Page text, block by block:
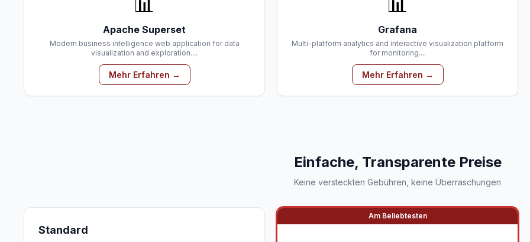
Apache Superset
Modern business intelligence web application for data
visualization and exploration....
Mehr Erfahren →
Grafana
Multi-platform analytics and interactive visualization platform
for monitoring....
Mehr Erfahren →
Einfache, Transparente Preise
Keine versteckten Gebühren, keine Überraschungen
Standard
Am Beliebtesten